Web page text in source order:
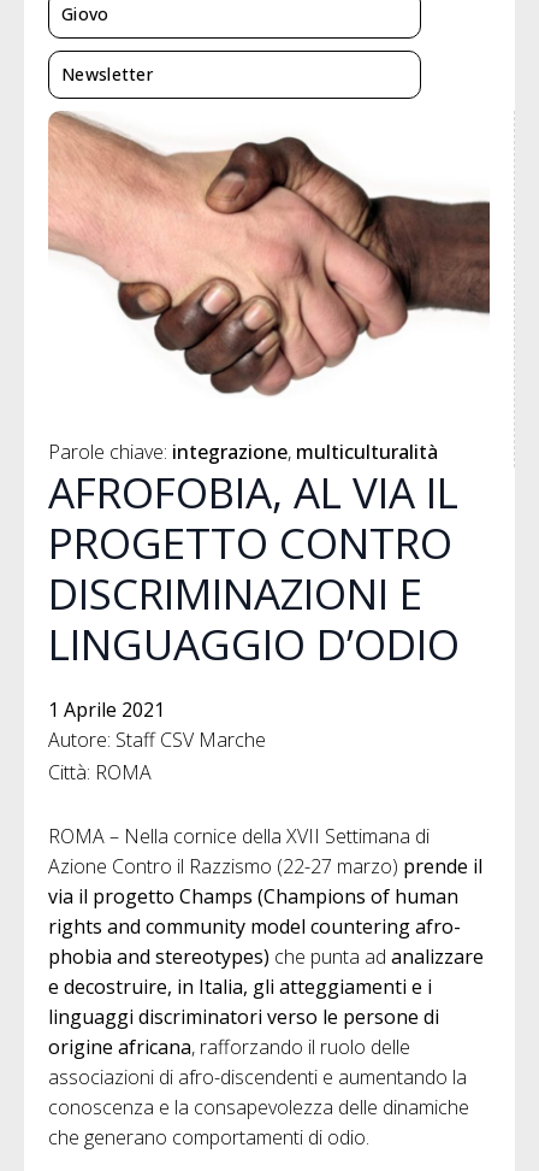
Parole chiave: integrazione multiculturalità
AFROFOBIA, AL VIA IL
PROGETTO CONTRO
DISCRIMINAZIONI E
LINGUAGGIO D’ODIO
1 Aprile 2021
Autore: Staff CSV Marche
Città: ROMA
ROMA – Nella cornice della XVII Settimana di
Azione Contro il Razzismo (22-27 marzo) prende il
via il progetto Champs (Champions of human
rights and community model countering afro-
phobia and stereotypes) che punta ad analizzare
e decostruire, in Italia, gli atteggiamenti e i
linguaggi discriminatori verso le persone di
origine africana, rafforzando il ruolo delle
associazioni di afro-discendenti e aumentando la
conoscenza e la consapevolezza delle dinamiche
che generano comportamenti di odio.
Giovo
Newsletter